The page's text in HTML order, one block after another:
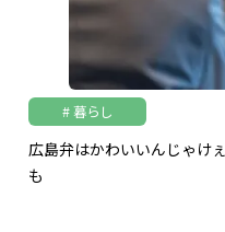
暮らし
広島弁はかわいいんじゃけ
も